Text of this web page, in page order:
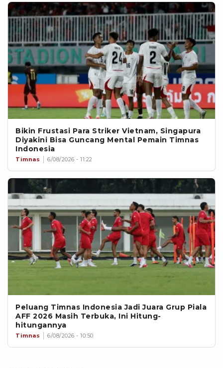
Bikin Frustasi Para Striker Vietnam, Singapura
Diyakini Bisa Guncang Mental Pemain Timnas
Indonesia
Timnas 6/08/2026 - 11:22
Peluang Timnas Indonesia Jadi Juara Grup Piala
AFF 2026 Masih Terbuka, Ini Hitung-
hitungannya
Timnas 6/08/2026 - 10:50